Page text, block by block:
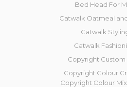
Bed Head For
Catwalk Oatmeal
Catwalk
Catwalk
Copyright Custom
Copyright Colour
Copyright Colour